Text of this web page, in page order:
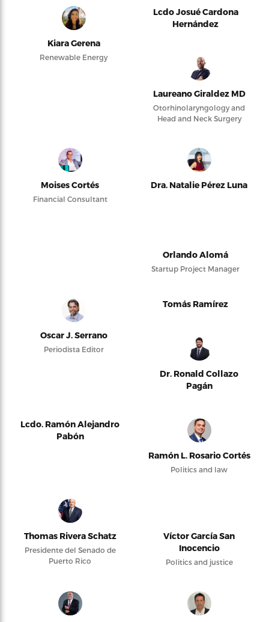
Kiara Gerena
Renewable Energy
Lcdo Josué Cardona
Hernández
Laureano Giraldez MD
Otorhinolaryngology and
Head and Neck Surgery
Moises Cortés
Financial Consultant
Dra. Natalie Pérez Luna
Orlando Alomá
Startup Project Manager
Oscar J. Serrano
Periodista Editor
Tomás Ramírez
Dr. Ronald Collazo
Pagán
Lcdo. Ramón Alejandro
Pabón
Ramón L. Rosario Cortés
Politics and law
Thomas Rivera Schatz
Presidente del Senado de
Puerto Rico
Víctor García San
Inocencio
Politics and justice